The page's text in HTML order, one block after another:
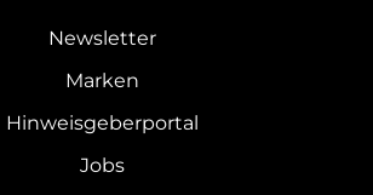
Newsletter
Marken
Hinweisgeberportal
Jobs